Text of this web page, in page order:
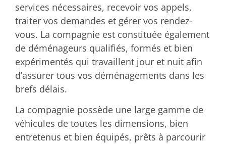
services nécessaires, recevoir vos appels,
traiter vos demandes et gérer vos rendez-
vous. La compagnie est constituée également
de déménageurs qualifiés, formés et bien
expérimentés qui travaillent jour et nuit afin
d’assurer tous vos déménagements dans les
brefs délais.
La compagnie possède une large gamme de
véhicules de toutes les dimensions, bien
entretenus et bien équipés, prêts à parcourir